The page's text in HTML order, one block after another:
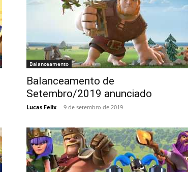
Balanceamento
Balanceamento de
Setembro/2019 anunciado
Lucas Felix - 9 de setembro de 2019